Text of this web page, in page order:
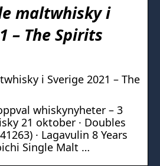
maltwhisky i
– The Spirits
i Sverige 2021 – The
whiskynyheter – 3
21 oktober · Doubles
· Lagavulin 8 Years
Single Malt …